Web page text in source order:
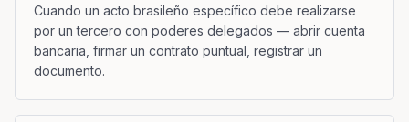
Cuando un acto brasileño específico debe realizarse
por un tercero con poderes delegados — abrir cuenta
bancaria, firmar un contrato puntual, registrar un
documento.